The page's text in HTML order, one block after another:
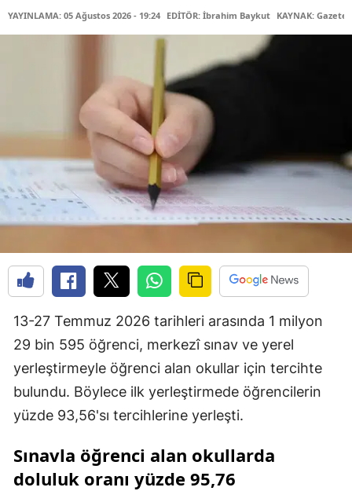
YAYINLAMA: 05 Ağustos 2026 - 19:24 EDİTÖR: İbrahim Baykut KAYNAK:
13-27 Temmuz 2026 tarihleri arasında 1 milyon
29 bin 595 öğrenci, merkezî sınav ve yerel
yerleştirmeyle öğrenci alan okullar için tercihte
bulundu. Böylece ilk yerleştirmede öğrencilerin
yüzde 93,56'sı tercihlerine yerleşti.
Sınavla öğrenci alan okullarda
doluluk oranı yüzde 95,76